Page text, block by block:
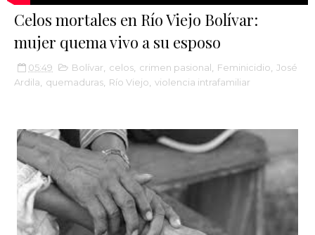
Celos mortales en Río Viejo Bolívar:
mujer quema vivo a su esposo
05:49 Bolívar celos crimen pasional Feminicidio José
Ardila
quemaduras Río Viejo violencia intrafamiliar